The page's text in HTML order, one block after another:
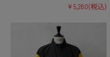
¥5,280(税込)